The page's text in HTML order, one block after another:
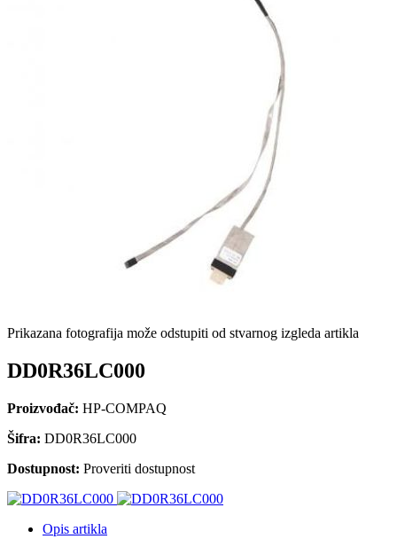
Prikazana fotografija može odstupiti od stvarnog izgleda artikla
DD0R36LC000
Proizvođač: HP-COMPAQ
Šifra: DD0R36LC000
Dostupnost: Proveriti dostupnost
Opis artikla